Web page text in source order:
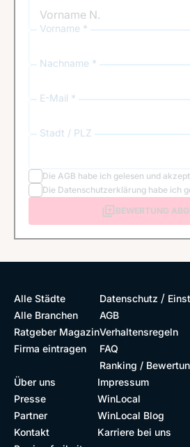
Vorname *
Nachname *
E-Mail *
Stadt / PLZ
Die AGB habe ich gelesen und
Die Datenschutzerklärung habe ich
BEWERTUNG
Alle Städte
Alle Branchen
Ratgeber Magazin
Firma eintragen
Datenschutz /
AGB
Verhaltensregeln
FAQ
Ranking /
Über uns
Presse
Partner
Kontakt
Impressum
WinLocal
WinLocal Blog
Karriere bei uns